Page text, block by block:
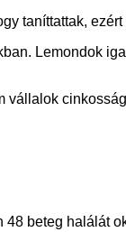
taníttattak,
Lemondok
vállalok
beteg halálát